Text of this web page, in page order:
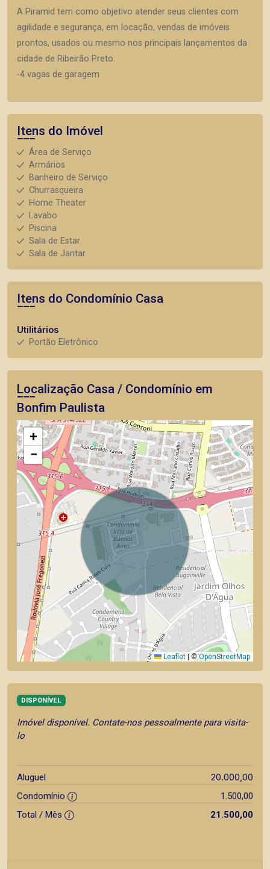
A Piramid tem como objetivo atender seus clientes com
agilidade e segurança, em locação, vendas de imóveis
prontos, usados ou mesmo nos principais lançamentos da
cidade de Ribeirão Preto.
-4 vagas de garagem
Itens do Imóvel
Área de Serviço
Armários
Banheiro de Serviço
Churrasqueira
Home Theater
Lavabo
Piscina
Sala de Estar
Sala de Jantar
Itens do Condomínio Casa
Utilitários
Portão Eletrônico
Localização Casa / Condomínio em
Bonfim Paulista
+
−
Leaflet © OpenStreetMap
DISPONÍVEL
Imóvel disponível. Contate-nos pessoalmente para visita-
lo
Aluguel 20.000,00
Condomínio
1.500,00
Total / Mês
21.500,00